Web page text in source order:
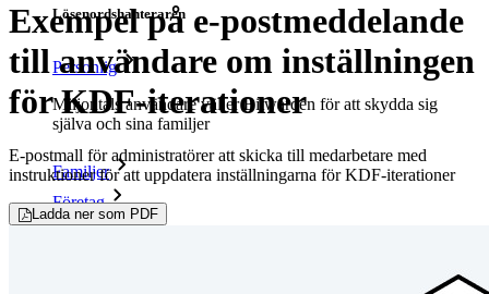
Lösenordshanteraren
Personlig
Miljontals användare väljer Bitwarden för att skydda sig
själva och sina familjer
Familjer
Företag
Exempel på e-postmeddelande
till användare om inställningen
för KDF-iterationer
E-postmall för administratörer att skicka till medarbetare med
instruktioner för att uppdatera inställningarna för KDF-iterationer
Ladda ner som PDF